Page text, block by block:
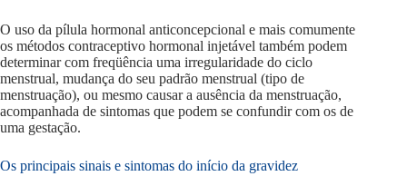
O uso da pílula hormonal anticoncepcional e mais comumente
os métodos contraceptivo hormonal injetável também podem
determinar com freqüência uma irregularidade do ciclo
menstrual, mudança do seu padrão menstrual (tipo de
menstruação), ou mesmo causar a ausência da menstruação,
acompanhada de sintomas que podem se confundir com os de
uma gestação.
Os principais sinais e sintomas do início da gravidez